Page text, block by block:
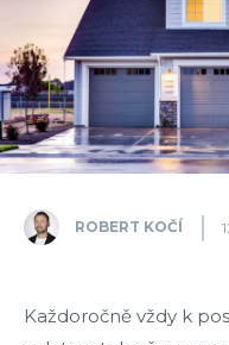
ROBERT KOČÍ
Každoročně vždy k